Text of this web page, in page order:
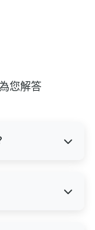
您解答
，如「APP
保沒有任何背